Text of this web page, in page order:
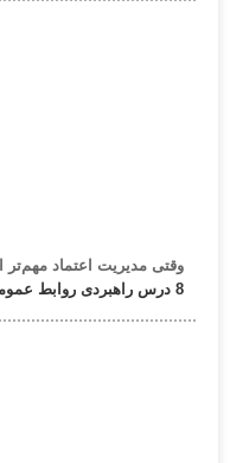
وقتی مدیریت اعتماد مهم‌تر
8 درس راهبردی روابط عمومی از بحران‌های ۲۰۲۵